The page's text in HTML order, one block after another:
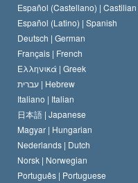
David Miscavige
Español (Castellano) | Castilian
Español (Latino) | Spanish
Deutsch | German
Français | French
Ελληνικά | Greek
עברית | Hebrew
Italiano | Italian
日本語 | Japanese
Magyar | Hungarian
Nederlands | Dutch
Norsk | Norwegian
Português | Portuguese